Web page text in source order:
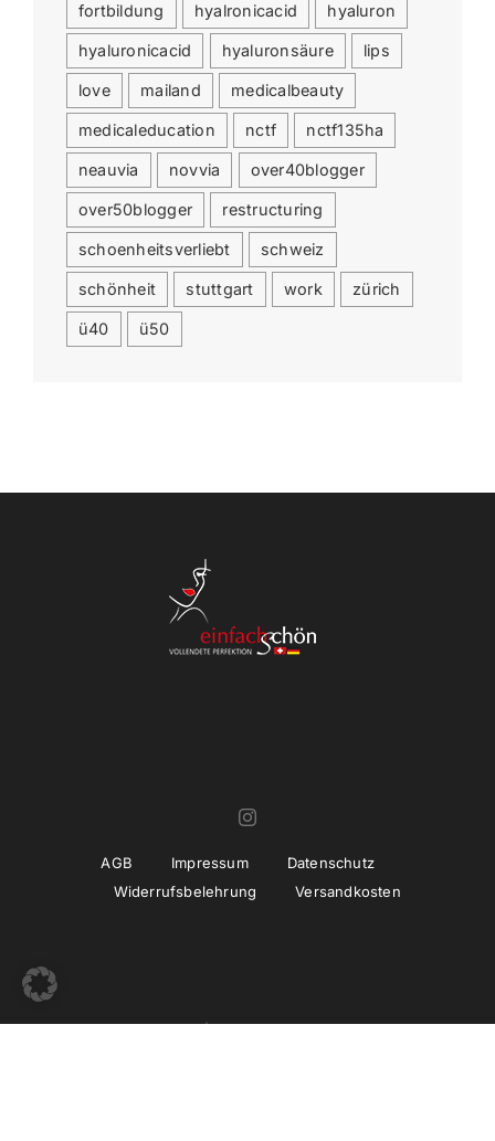
fortbildung hyalronicacid hyaluron
hyaluronicacid hyaluronsäure lips
love mailand medicalbeauty
medicaleducation nctf nctf135ha
neauvia novvia over40blogger
over50blogger restructuring
schoenheitsverliebt schweiz
schönheit stuttgart work zürich
ü40 ü50
AGB Impressum
Datenschutz
Widerrufsbelehrung
Versandkosten